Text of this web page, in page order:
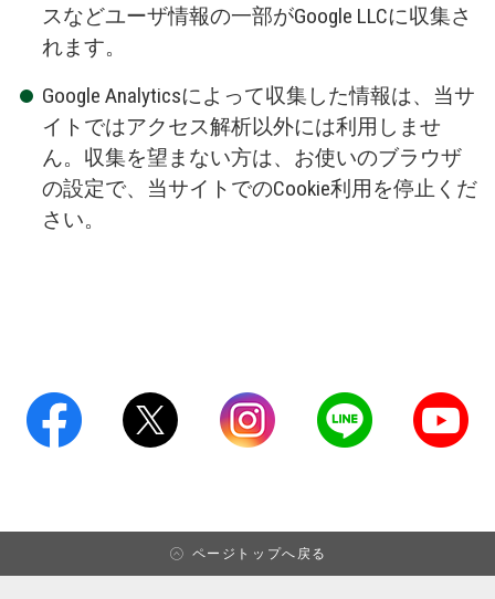
スなどユーザ情報の一部がGoogle LLCに収集さ
れます。
Google Analyticsによって収集した情報は、当サ
イトではアクセス解析以外には利用しませ
ん。収集を望まない方は、お使いのブラウザ
の設定で、当サイトでのCookie利用を停止くだ
さい。
ページトップへ戻る